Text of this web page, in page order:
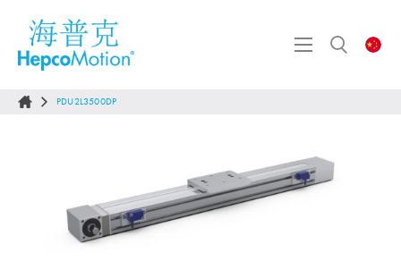
PDU2L3500DP